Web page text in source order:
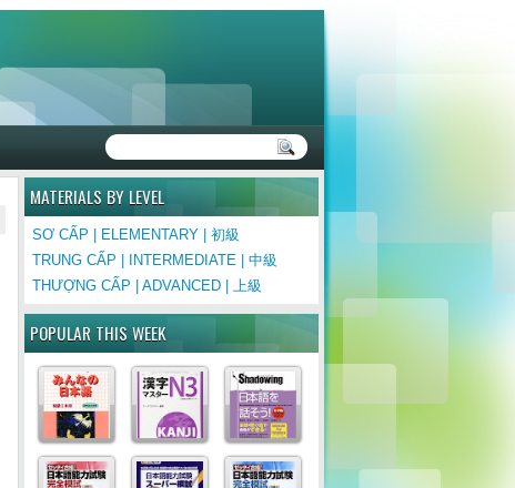
MATERIALS BY LEVEL
SƠ CẤP | ELEMENTARY | 初級
TRUNG CẤP | INTERMEDIATE | 中級
THƯỢNG CẤP | ADVANCED | 上級
POPULAR THIS WEEK